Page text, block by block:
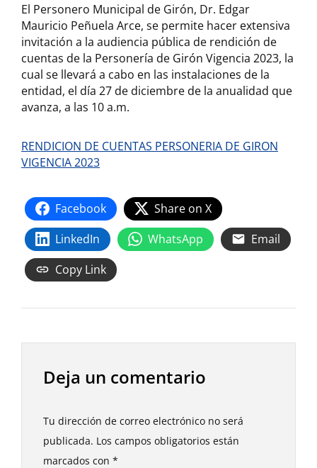
El Personero Municipal de Girón, Dr. Edgar
Mauricio Peñuela Arce, se permite hacer extensiva
invitación a la audiencia pública de rendición de
cuentas de la Personería de Girón Vigencia 2023, la
cual se llevará a cabo en las instalaciones de la
entidad, el día 27 de diciembre de la anualidad que
avanza, a las 10 a.m.
RENDICION DE CUENTAS PERSONERIA DE GIRON
VIGENCIA 2023
Facebook
Share on X
LinkedIn
WhatsApp
Email
Copy Link
Deja un comentario
Tu dirección de correo electrónico no será
publicada. Los campos obligatorios están
marcados con *